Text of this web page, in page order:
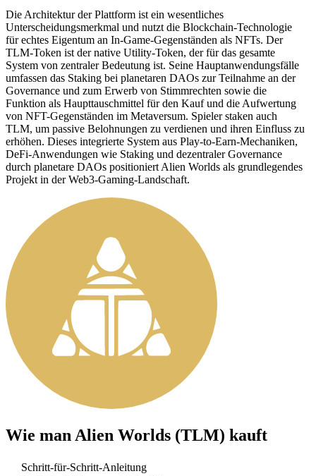
Die Architektur der Plattform ist ein wesentliches
Unterscheidungsmerkmal und nutzt die Blockchain-Technologie
für echtes Eigentum an In-Game-Gegenständen als NFTs. Der
TLM-Token ist der native Utility-Token, der für das gesamte
System von zentraler Bedeutung ist. Seine Hauptanwendungsfälle
umfassen das Staking bei planetaren DAOs zur Teilnahme an der
Governance und zum Erwerb von Stimmrechten sowie die
Funktion als Haupttauschmittel für den Kauf und die Aufwertung
von NFT-Gegenständen im Metaversum. Spieler staken auch
TLM, um passive Belohnungen zu verdienen und ihren Einfluss zu
erhöhen. Dieses integrierte System aus Play-to-Earn-Mechaniken,
DeFi-Anwendungen wie Staking und dezentraler Governance
durch planetare DAOs positioniert Alien Worlds als grundlegendes
Projekt in der Web3-Gaming-Landschaft.
Wie man Alien Worlds (TLM) kauft
Schritt-für-Schritt-Anleitung